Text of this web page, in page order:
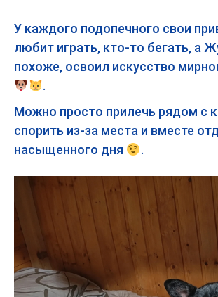
У каждого подопечного свои
любит играть, кто-то бегать, а
похоже, освоил искусство
.
Можно просто прилечь рядом с
спорить из-за места и вместе
насыщенного дня
.